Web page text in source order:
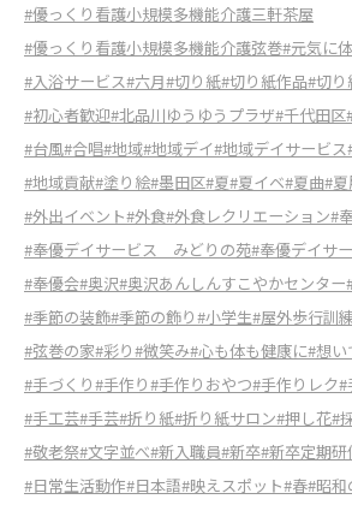
#優っくり看護小規模多機能介護三軒茶屋
#優っくり看護小規模多機能介護弦巻#元気に
#入浴サービス#六月#切り紙#切り紙作品#切り
#初心者歓迎#北品川ゆうゆうプラザ#千代田区
#台風#合唱#地域#地域デイ#地域デイサービス
#地域貢献#塗り絵#墨田区#夏#夏イベ#夏曲#
#外出イベント#外食#外食レクリエーション#
#奉優デイサービス みどりの苑#奉優デイサ
#奉優会#奥沢#奥沢あんしんすこやかセンター
#季節の装飾#季節の飾り#小学生#屋外歩行訓練
#弦巻の家#彩り#微笑み#心も体も健康に#想い
#手づくり#手作り#手作りおやつ#手作りレク#
#手工芸#手芸#折り紙#折り紙サロン#押し花#
#敬老祭#文字並べ#新入職員#新卒#新卒定期研
#日常生活動作#日本語#映えスポット#春#昭和